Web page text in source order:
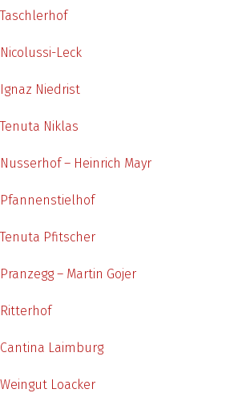
Taschlerhof
Nicolussi-Leck
Ignaz Niedrist
Tenuta Niklas
Nusserhof – Heinrich Mayr
Pfannenstielhof
Tenuta Pfitscher
Pranzegg – Martin Gojer
Ritterhof
Cantina Laimburg
Weingut Loacker